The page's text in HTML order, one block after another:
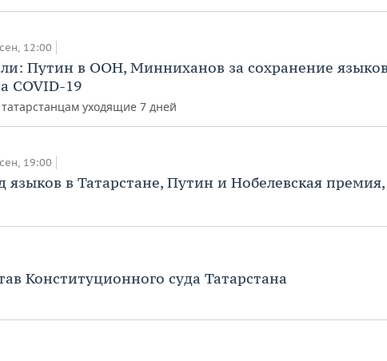
12:00
Путин в ООН, Минниханов за сохранение
COVID-19
уходящие 7 дней
19:00
языков в Татарстане, Путин и Нобелевская премия,
Конституционного суда Татарстана